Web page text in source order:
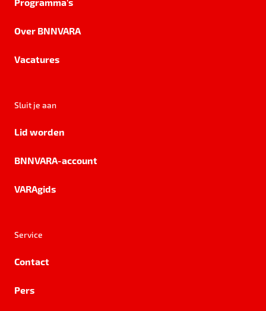
Over BNNVARA
Vacatures
Sluit je aan
Lid worden
BNNVARA-account
VARAgids
Service
Contact
Pers